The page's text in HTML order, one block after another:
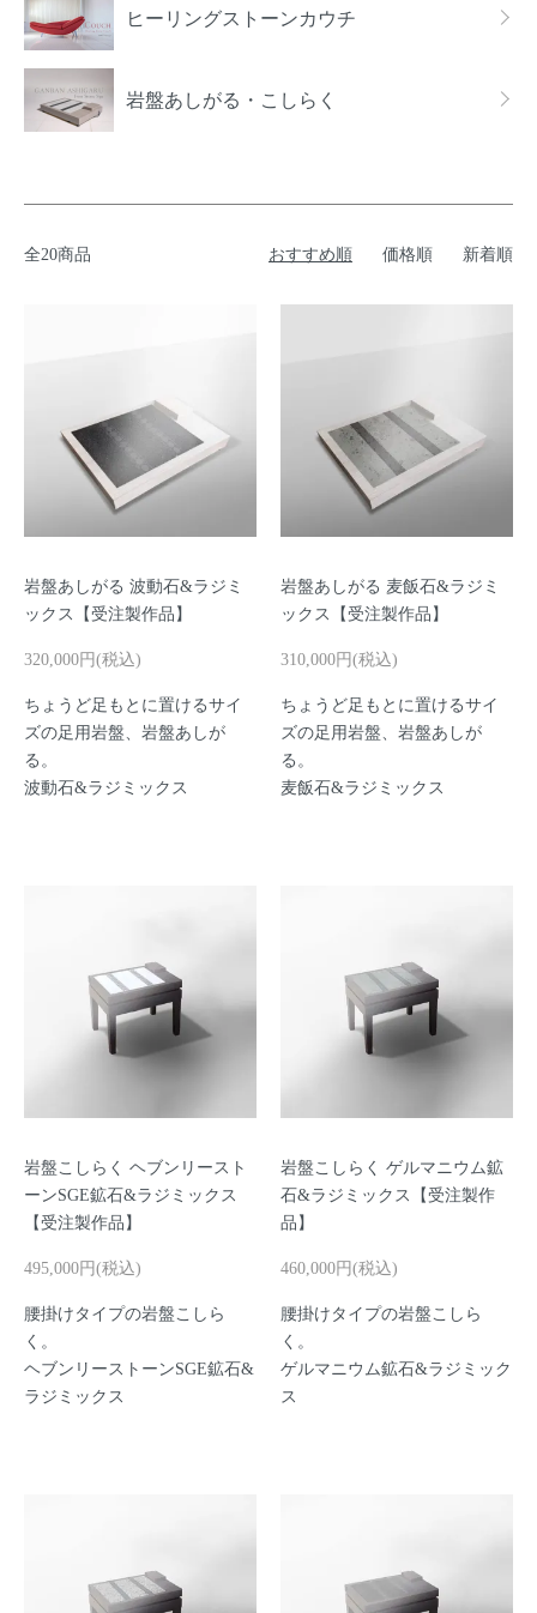
ヒーリングストーンカウチ
岩盤あしがる・こしらく
全20商品 おすすめ順 価格順 新着順
岩盤あしがる 波動石&ラジミ
ックス【受注製作品】
320,000円(税込)
ちょうど足もとに置けるサイ
ズの足用岩盤、岩盤あしが
る。
波動石&ラジミックス
岩盤あしがる 麦飯石&ラジミ
ックス【受注製作品】
310,000円(税込)
ちょうど足もとに置けるサイ
ズの足用岩盤、岩盤あしが
る。
麦飯石&ラジミックス
岩盤こしらく ヘブンリースト
ーンSGE鉱石&ラジミックス
【受注製作品】
495,000円(税込)
腰掛けタイプの岩盤こしら
く。
ヘブンリーストーンSGE鉱石&
ラジミックス
岩盤こしらく ゲルマニウム鉱
石&ラジミックス【受注製作
品】
460,000円(税込)
腰掛けタイプの岩盤こしら
く。
ゲルマニウム鉱石&ラジミック
ス